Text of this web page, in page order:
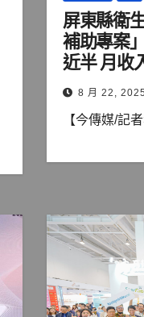
屏東縣衛
補助專案
近半 月收
8 月 22, 2025
【今傳媒/記